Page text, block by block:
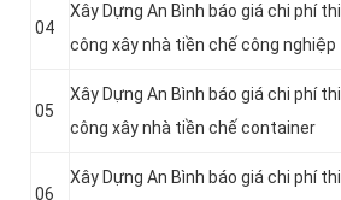
04
Xây Dựng An Bình báo giá chi phí thi
công xây nhà tiền chế công nghiệp
05
Xây Dựng An Bình báo giá chi phí thi
công xây nhà tiền chế container
06
Xây Dựng An Bình báo giá chi phí thi